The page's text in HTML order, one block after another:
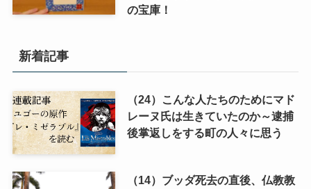
の宝庫！
新着記事
（24）こんな人たちのためにマド
レーヌ氏は生きていたのか～逮捕
後掌返しをする町の人々に思う
（14）ブッダ死去の直後、仏教教